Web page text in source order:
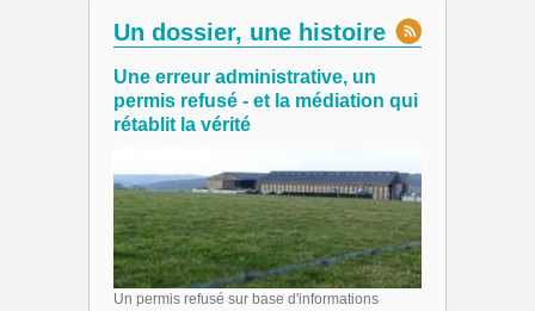
Un dossier, une histoire
Une erreur administrative, un
permis refusé - et la médiation qui
rétablit la vérité
Un permis refusé sur base d'informations